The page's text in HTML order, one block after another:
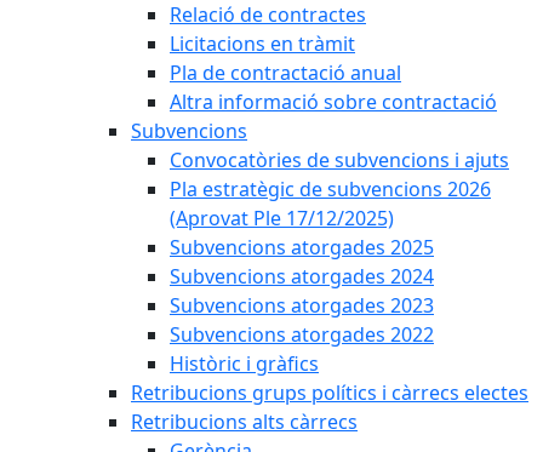
Relació de contractes
Licitacions en tràmit
Pla de contractació anual
Altra informació sobre contractació
Subvencions
Convocatòries de subvencions i ajuts
Pla estratègic de subvencions 2026
(Aprovat Ple 17/12/2025)
Subvencions atorgades 2025
Subvencions atorgades 2024
Subvencions atorgades 2023
Subvencions atorgades 2022
Històric i gràfics
Retribucions grups polítics i càrrecs electes
Retribucions alts càrrecs